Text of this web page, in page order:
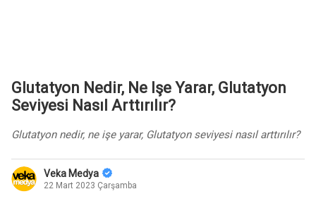
Glutatyon Nedir, Ne Işe Yarar, Glutatyon
Seviyesi Nasıl Arttırılır?
Glutatyon nedir, ne işe yarar, Glutatyon seviyesi nasıl arttırılır?
Veka Medya
22 Mart 2023 Çarşamba